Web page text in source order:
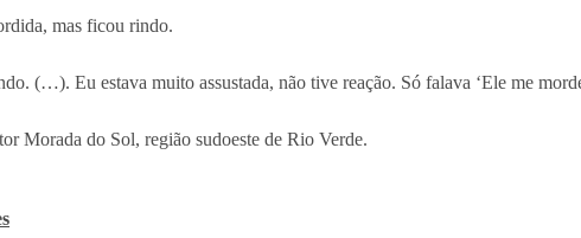
mas ficou rindo.
(…). Eu estava muito assustada, não tive reação. Só falava ‘Ele me
Morada do Sol, região sudoeste de Rio Verde.